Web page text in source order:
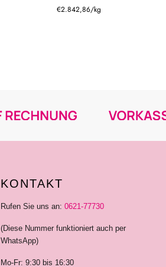
€2.842,86/kg
KONTAKT
Rufen Sie uns an: 0621-77730
(Diese Nummer funktioniert auch per
WhatsApp)
Mo-Fr: 9:30 bis 16:30